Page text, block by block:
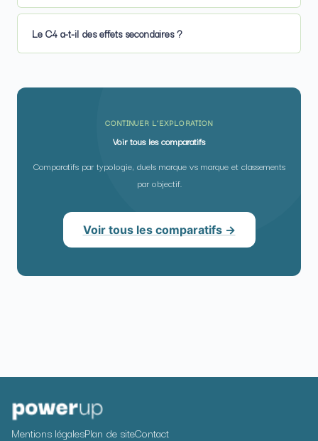
Le C4 a-t-il des effets secondaires ?
CONTINUER L’EXPLORATION
Voir tous les comparatifs
Comparatifs par typologie, duels marque vs marque et classements
par objectif.
Voir tous les comparatifs →
Mentions légalesPlan de siteContact